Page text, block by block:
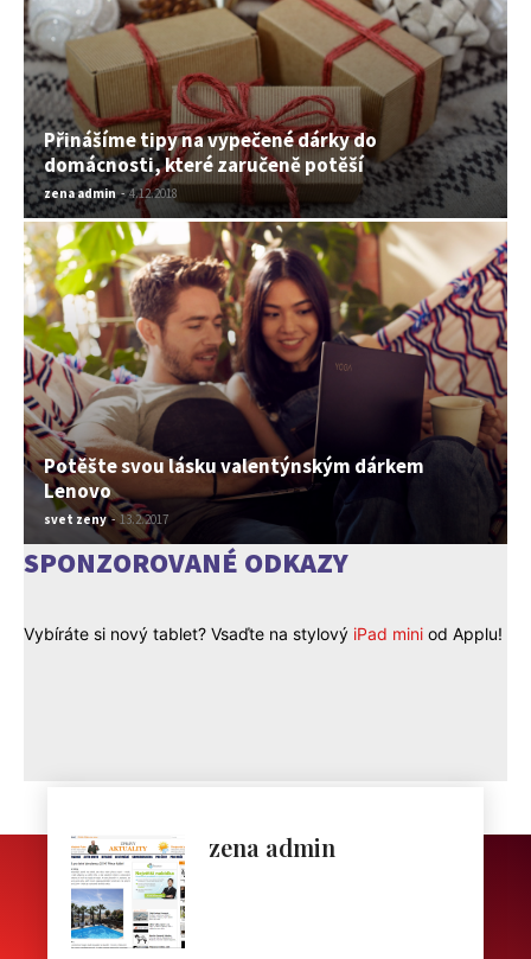
Přinášíme tipy na vypečené dárky do
domácnosti, které zaručeně potěší
zena admin - 4.12.2018
Potěšte svou lásku valentýnským dárkem
Lenovo
svet zeny - 13.2.2017
SPONZOROVANÉ ODKAZY
Vybíráte si nový tablet? Vsaďte na stylový iPad mini od Applu!
zena admin